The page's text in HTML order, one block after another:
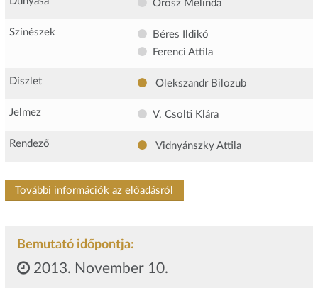
Orosz Melinda
Színészek
Béres Ildikó
Ferenci Attila
Díszlet Olekszandr Bilozub
Jelmez V. Csolti Klára
Rendező Vidnyánszky Attila
További információk az előadásról
Bemutató időpontja:
2013. November 10.